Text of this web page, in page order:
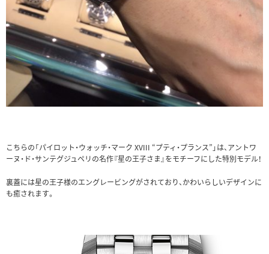
こちらの「パイロット・ウォッチ・マーク XVIII “プティ・プランス”」は、アントワ
ーヌ・ド・サンテグジュペリの名作『星の王子さま』をモチーフにした特別モデル！
裏蓋には星の王子様のエングレービングがされており、かわいらしいデザインに
も癒されます。